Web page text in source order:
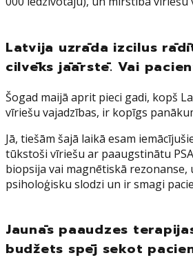
Latvija uzrāda izcilus
cilvēks jāārstē. Vai
Šogad maijā aprit pieci gadi, kopš
vīriešu vajadzības, ir kopīgs
Jā, tiešām šajā laikā esam
tūkstoši vīriešu ar paaugstinātu
biopsija vai magnētiskā
psiholoģisku slodzi un ir smagi
Jaunās paaudzes
budžets spēj sekot